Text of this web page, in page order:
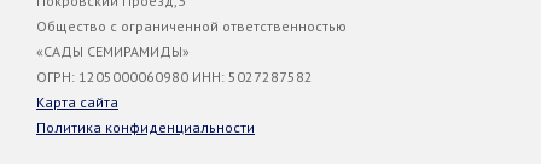
Общество с ограниченной ответственностью
«САДЫ СЕМИРАМИДЫ»
ОГРН: 1205000060980 ИНН: 5027287582
Карта сайта
Политика конфиденциальности